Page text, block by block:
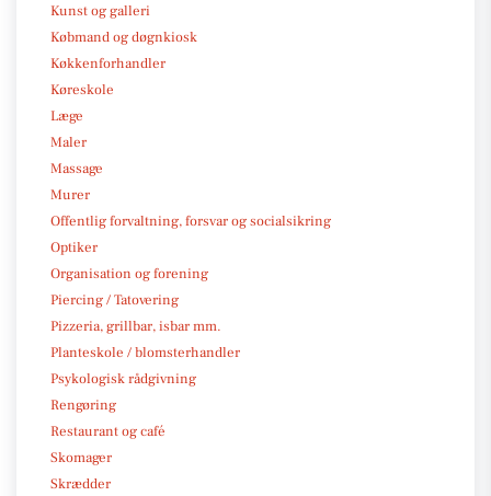
Kunst og galleri
Købmand og døgnkiosk
Køkkenforhandler
Køreskole
Læge
Maler
Massage
Murer
Offentlig forvaltning, forsvar og socialsikring
Optiker
Organisation og forening
Piercing / Tatovering
Pizzeria, grillbar, isbar mm.
Planteskole / blomsterhandler
Psykologisk rådgivning
Rengøring
Restaurant og café
Skomager
Skrædder